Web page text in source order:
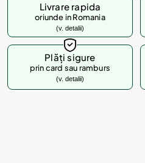
Livrare rapida
oriunde in Romania
(v. detalii)
Plăți sigure
prin card sau ramburs
(v. detalii)